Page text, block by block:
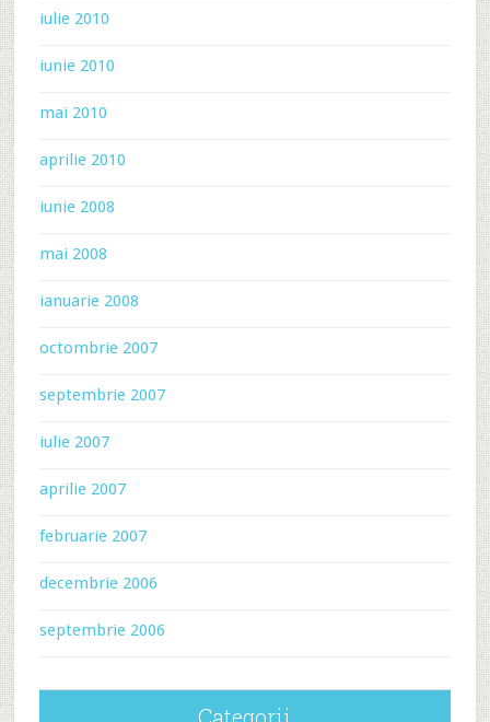
iulie 2010
iunie 2010
mai 2010
aprilie 2010
iunie 2008
mai 2008
ianuarie 2008
octombrie 2007
septembrie 2007
iulie 2007
aprilie 2007
februarie 2007
decembrie 2006
septembrie 2006